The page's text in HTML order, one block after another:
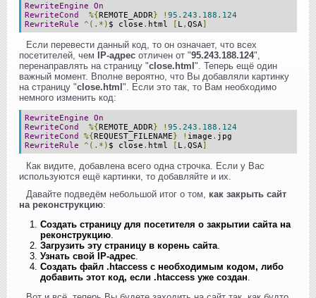
RewriteEngine
On
RewriteCond
%{REMOTE_ADDR} ! 95.243 . 188.124
RewriteRule
^(.*) $ close . html [ L , QSA]
Если перевести данный код, то он означает, что всех
посетителей, чем IP-адрес отличен от "95.243.188.124",
перенаправлять на страницу "close.html". Теперь ещё один
важный момент. Вполне вероятно, что Вы добавляли картинку
на страницу "close.html". Если это так, то Вам необходимо
немного изменить код:
RewriteEngine
On
RewriteCond
%{REMOTE_ADDR} ! 95.243 . 188.124
RewriteCond
%{REQUEST_FILENAME} ! image . jpg
RewriteRule
^(.*) $ close . html [ L , QSA]
Как видите, добавлена всего одна строчка. Если у Вас
используются ещё картинки, то добавляйте и их.
Давайте подведём небольшой итог о том, как закрыть сайт
на реконструкцию:
Создать страницу для посетителя о закрытии сайта на
реконструкцию
Загрузить эту страницу в корень сайта
Узнать свой IP-адрес
Создать файл .htaccess с необходимым кодом, либо
добавить этот код, если .htaccess уже создан